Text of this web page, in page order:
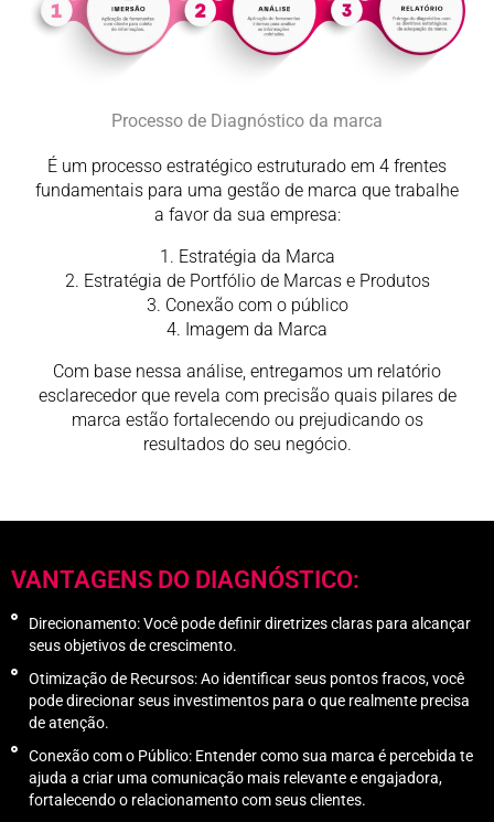
Processo de Diagnóstico da marca
É um processo estratégico estruturado em 4 frentes
fundamentais para uma gestão de marca que trabalhe
a favor da sua empresa:
1. Estratégia da Marca
2. Estratégia de Portfólio de Marcas e Produtos
3. Conexão com o público
4. Imagem da Marca
Com base nessa análise, entregamos um relatório
esclarecedor que revela com precisão quais pilares de
marca estão fortalecendo ou prejudicando os
resultados do seu negócio.
VANTAGENS DO DIAGNÓSTICO:
Direcionamento: Você pode definir diretrizes claras para alcançar
seus objetivos de crescimento.
Otimização de Recursos: Ao identificar seus pontos fracos, você
pode direcionar seus investimentos para o que realmente precisa
de atenção.
Conexão com o Público: Entender como sua marca é percebida te
ajuda a criar uma comunicação mais relevante e engajadora,
fortalecendo o relacionamento com seus clientes.